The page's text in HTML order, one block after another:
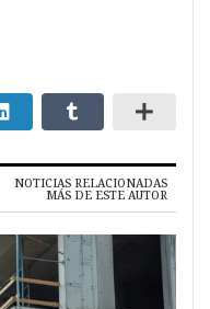
NOTICIAS RELACIONADAS
MÁS DE ESTE AUTOR